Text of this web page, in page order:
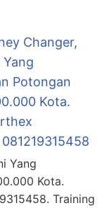
Changer,
Yang
Potongan
Kota.
Yang
Kota.
Training